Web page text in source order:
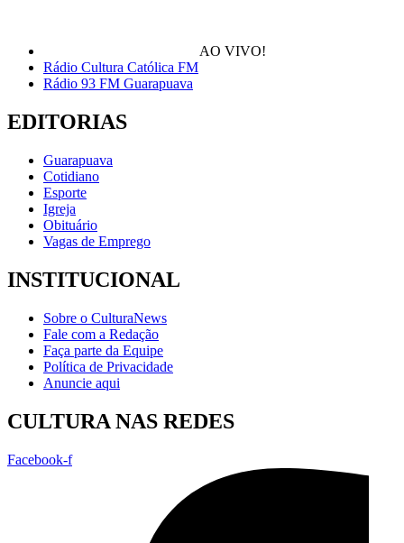
AO VIVO!
Rádio Cultura Católica FM
Rádio 93 FM Guarapuava
EDITORIAS
Guarapuava
Cotidiano
Esporte
Igreja
Obituário
Vagas de Emprego
INSTITUCIONAL
Sobre o CulturaNews
Fale com a Redação
Faça parte da Equipe
Política de Privacidade
Anuncie aqui
CULTURA NAS REDES
Facebook-f